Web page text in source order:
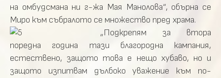
на омбудсмана ни г-жа Мая Манолова“, обърна се
Миро към събралото се множество пред храма.
„Подкрепям за втора
поредна година тази благородна кампания,
естествено, защото това е нещо хубаво, но и
защото изпитвам дълбоко уважение към по-